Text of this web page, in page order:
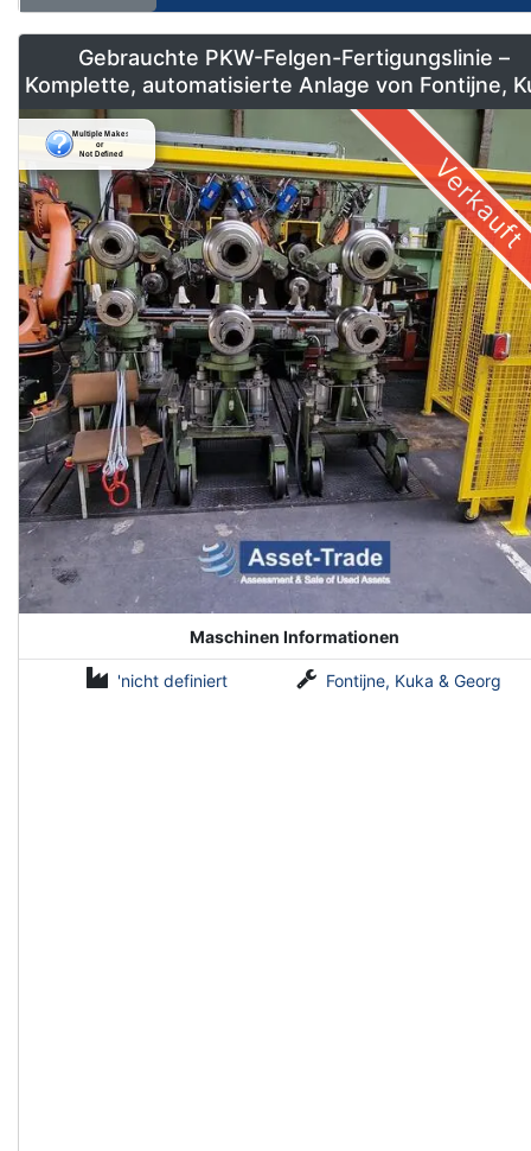
Gebrauchte PKW-Felgen-Fertigungslinie –
Komplette, automatisierte Anlage von Fontijne,
& Georg
Verkauft
Maschinen Informationen
'nicht definiert Fontijne, Kuka & Georg